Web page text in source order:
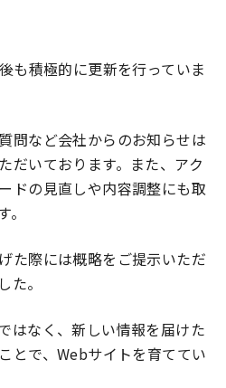
も積極的に更新を行っていま
問など会社からのお知らせは
だいております。また、アク
ドの見直しや内容調整にも取
た際には概略をご提示いただ
た。
はなく、新しい情報を届けた
とで、Webサイトを育ててい